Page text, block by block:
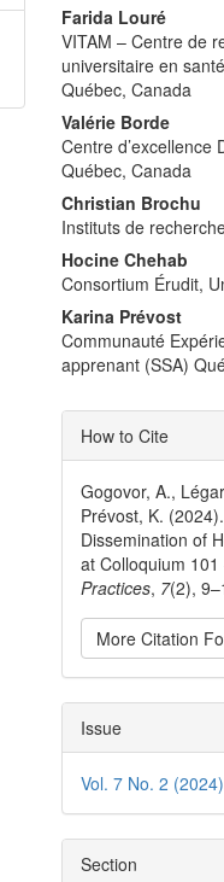
Farida Louré
VITAM – Centre de
universitaire en
Québec, Canada
Valérie Borde
Centre d’excellence
Québec, Canada
Christian Brochu
Instituts de
Hocine Chehab
Consortium Érudit,
Karina Prévost
Communauté
apprenant (SSA)
Article
Details
How to Cite
Gogovor, A.,
Prévost, K.
Dissemination of
at Colloquium
Practices, 7(2),
More Citation
Issue
Vol. 7 No. 2 (2024)
Section